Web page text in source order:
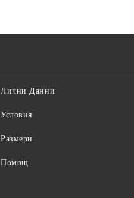
Лични Данни
Условия
Размери
Помощ